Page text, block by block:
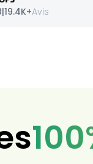
|19.4K+Avis